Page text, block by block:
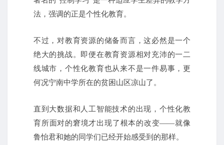
法，强调的正是个性化教育。
不过，对教育资源的储备而言，这必然是一个
绝大的挑战。即便在教育资源相对充沛的一二
线城市，个性化教育也从来不是一件易事，更
何况宁南中学所在的贫困山区凉山了。
直到大数据和人工智能技术的出现，个性化教
育所面对的窘境才出现了根本的改变——就像
鲁怡君和她的同学们已经开始感受到的那样。